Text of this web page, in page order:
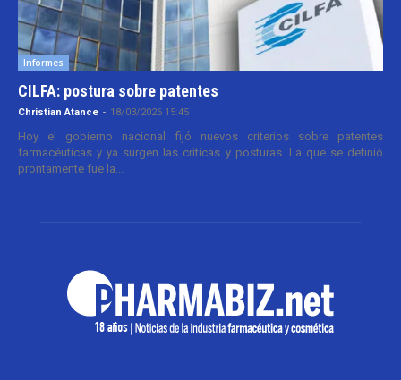
Informes
CILFA: postura sobre patentes
Christian Atance - 18/03/2026 15:45
Hoy el gobierno nacional fijó nuevos criterios sobre patentes
farmacéuticas y ya surgen las críticas y posturas. La que se definió
prontamente fue la...